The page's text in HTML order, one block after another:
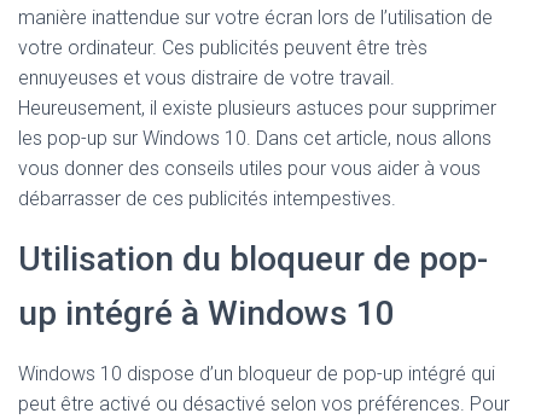
manière inattendue sur votre écran lors de l’utilisation de
votre ordinateur. Ces publicités peuvent être très
ennuyeuses et vous distraire de votre travail.
Heureusement, il existe plusieurs astuces pour supprimer
les pop-up sur Windows 10. Dans cet article, nous allons
vous donner des conseils utiles pour vous aider à vous
débarrasser de ces publicités intempestives.
Utilisation du bloqueur de pop-
up intégré à Windows 10
Windows 10 dispose d’un bloqueur de pop-up intégré qui
peut être activé ou désactivé selon vos préférences. Pour